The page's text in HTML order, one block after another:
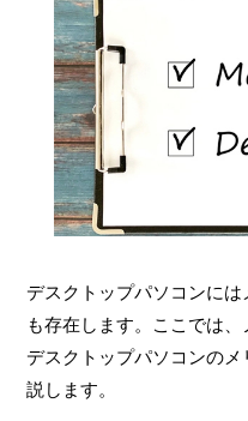
デスクトップパソコンに
も存在します。ここでは、
デスクトップパソコンの
説します。